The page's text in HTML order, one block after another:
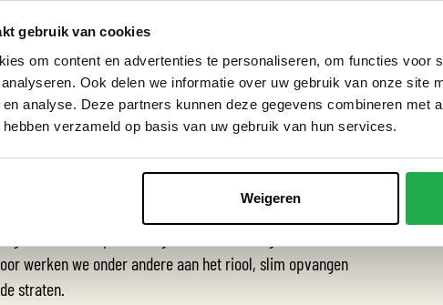
gebruik van cookies
om content en advertenties te personaliseren, om functies voor
Ook delen we informatie over uw gebruik van onze site
analyse. Deze partners kunnen deze gegevens combineren met
verzameld op basis van uw gebruik van hun services.
Weigeren
bij. Deze plekken krijgen daarna een nieuwe
of meer ruimte op de stoep.
te vergroten en leefbaarheid te verbeteren willen we
Hiervoor kijken we naar oplossingen als aangepaste
ruimte en alternatieven voor het aanleveren van
pilot voor effectievere laad- en losplekken.
voorbereid op het veranderende klimaat. Dat
te vinden is op hete dagen en dat we droge voeten
werken we onder andere aan het riool, slim opvangen
straten.